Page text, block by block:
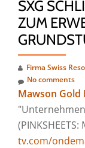
SXG
UM
Firma Swiss
No comments
Mawson Gold
(PINKSHEETS:
tv.com/